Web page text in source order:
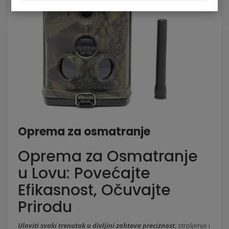
Oprema za osmatranje
Oprema za Osmatranje
u Lovu: Povećajte
Efikasnost, Očuvajte
Prirodu
Uloviti svaki trenutak u divljini zahteva preciznost, strpljenje i